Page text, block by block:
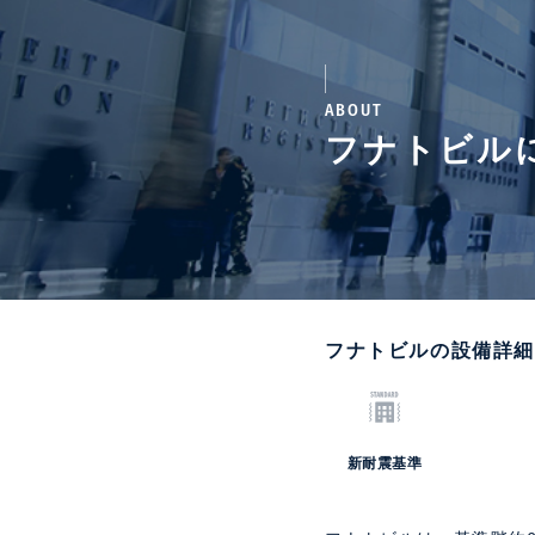
ABOUT
フナトビル
フナトビルの設備詳細
新耐震基準